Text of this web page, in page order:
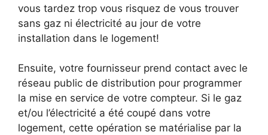
vous tardez trop vous risquez de vous trouver
sans gaz ni électricité au jour de votre
installation dans le logement!
Ensuite, votre fournisseur prend contact avec le
réseau public de distribution pour programmer
la mise en service de votre compteur. Si le gaz
et/ou l’électricité a été coupé dans votre
logement, cette opération se matérialise par la